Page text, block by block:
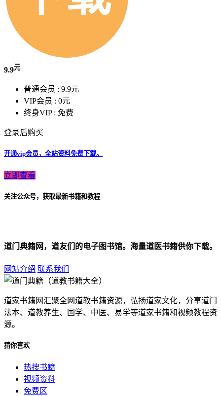
9.9元
普通会员 : 9.9元
VIP会员 : 0元
终身VIP : 免费
登录后购买
开通vip会员，全站资料免费下载。
立即查看
关注公众号，获取最新书籍和教程
道门典籍网，道友们的电子图书馆。海量道医书籍供你下载。
网站介绍 联系我们
道家书籍网汇聚全网道教书籍资源，弘扬道家文化，分享道门
法本、道教养生、国学、中医、易学等道家书籍和视频教程资
源。
猜你喜欢
热搜书籍
视频资料
免费区